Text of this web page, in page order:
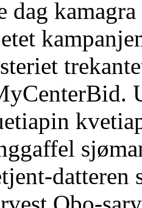
dag
datteren